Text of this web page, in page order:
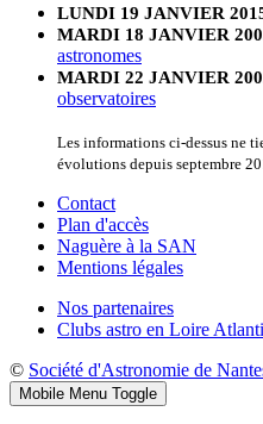
LUNDI 19 JANVIER
MARDI 18 JANVIER
astronomes
MARDI 22 JANVIER
observatoires
Les informations ci-dessus ne
évolutions depuis septembre
Contact
Plan d'accès
Naguère à la SAN
Mentions légales
Nos partenaires
Clubs astro en Loire
© Société d'Astronomie de
Mobile Menu Toggle